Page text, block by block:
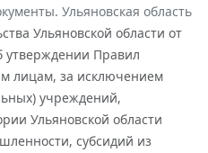
Ульяновская область
Ульяновской области от
утверждении Правил
лицам, за исключением
учреждений,
Ульяновской области
субсидий из